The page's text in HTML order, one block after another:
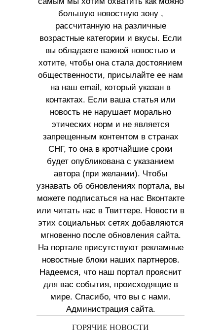
большую новостную зону ,
рассчитанную на различные
возрастные категории и вкусы. Если
вы обладаете важной новостью и
хотите, чтобы она стала достоянием
общественности, присылайте ее нам
на наш email, который указан в
контактах. Если ваша статья или
новость не нарушает морально
этических норм и не является
запрещенным контентом в странах
СНГ, то она в кротчайшие сроки
будет опубликована с указанием
автора (при желании). Чтобы
узнавать об обновлениях портала, вы
можете подписаться на нас Вконтакте
или читать нас в Твиттере. Новости в
этих социальных сетях добавляются
мгновенно после обновления сайта.
На портале присутствуют рекламные
новостные блоки наших партнеров.
Надеемся, что наш портал прояснит
для вас события, происходящие в
мире. Спасибо, что вы с нами.
Администрация сайта.
ГОРЯЧИЕ НОВОСТИ